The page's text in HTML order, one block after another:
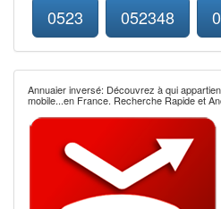
0523 052348
Annuaier inversé: Découvrez à qui
mobile...en France. Recherche Rapide et